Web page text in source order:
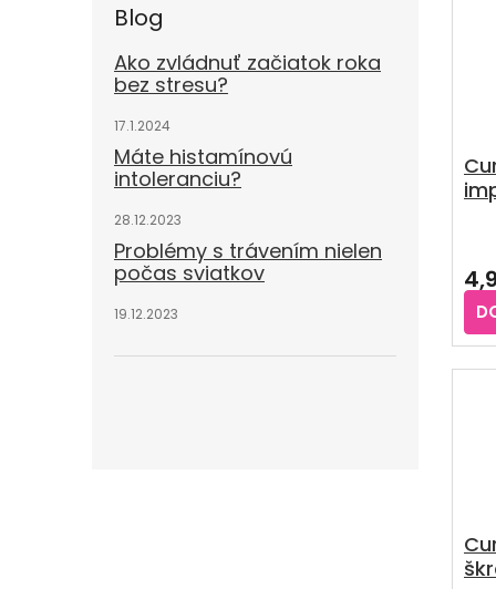
Blog
Ako zvládnuť začiatok roka
bez stresu?
17.1.2024
Máte histamínovú
intoleranciu?
28.12.2023
Problémy s trávením nielen
počas sviatkov
19.12.2023
5,0
z
5